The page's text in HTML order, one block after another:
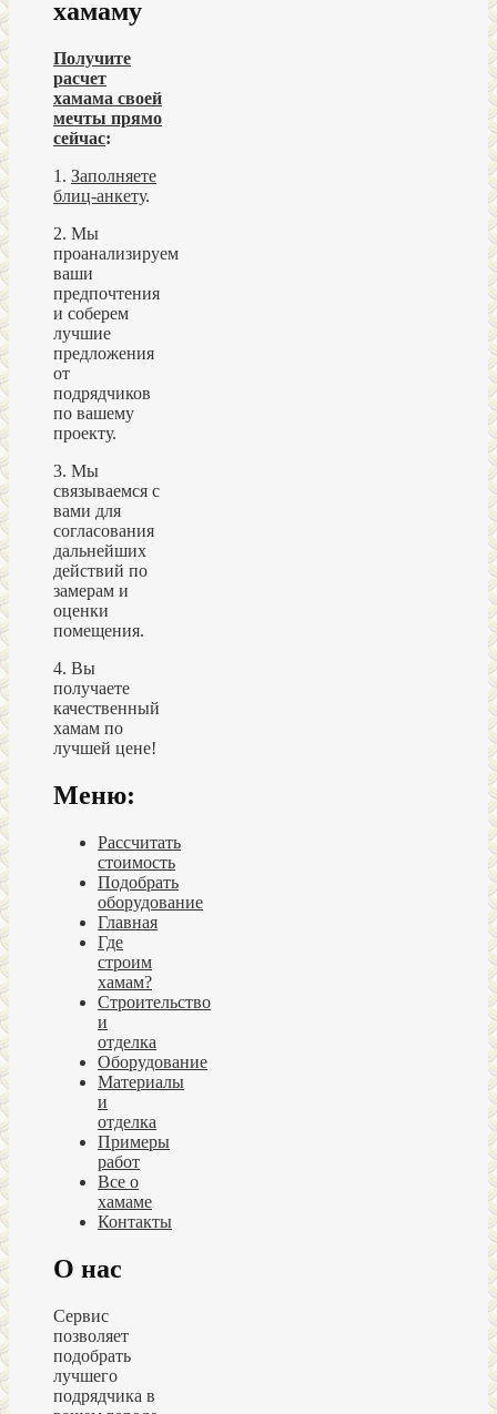
хамаму
Получите
расчет
хамама своей
мечты прямо
сейчас:
1. Заполняете
блиц-анкету.
2. Мы
проанализируем
ваши
предпочтения
и соберем
лучшие
предложения
от
подрядчиков
по вашему
проекту.
3. Мы
связываемся с
вами для
согласования
дальнейших
действий по
замерам и
оценки
помещения.
4. Вы
получаете
качественный
хамам по
лучшей цене!
Меню:
Рассчитать
стоимость
Подобрать
оборудование
Главная
Где
строим
хамам?
Строительство
и
отделка
Оборудование
Материалы
и
отделка
Примеры
работ
Все о
хамаме
Контакты
О нас
Сервис
позволяет
подобрать
лучшего
подрядчика в